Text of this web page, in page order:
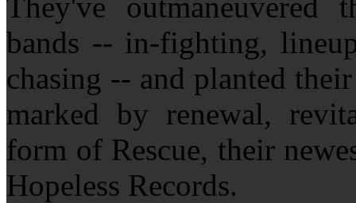
bands -- in-fighting,
chasing -- and planted
marked by renewal,
form of Rescue, their
Hopeless Records.